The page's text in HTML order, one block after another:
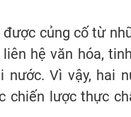
củng cố từ
hệ văn hóa,
Vì vậy, hai
chiến lược thực